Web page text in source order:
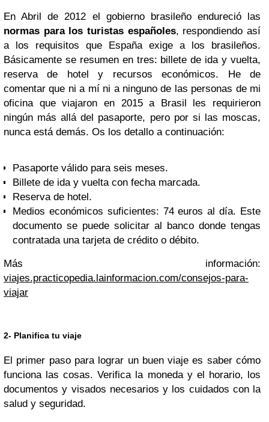
En Abril de 2012 el gobierno brasileño endureció las
normas para los turistas españoles, respondiendo así
a los requisitos que España exige a los brasileños.
Básicamente se resumen en tres: billete de ida y vuelta,
reserva de hotel y recursos económicos. He de
comentar que ni a mí ni a ninguno de las personas de mi
oficina que viajaron en 2015 a Brasil les requirieron
ningún más allá del pasaporte, pero por si las moscas,
nunca está demás. Os los detallo a continuación:
Pasaporte válido para seis meses.
Billete de ida y vuelta con fecha marcada.
Reserva de hotel.
Medios económicos suficientes: 74 euros al día. Este
documento se puede solicitar al banco donde tengas
contratada una tarjeta de crédito o débito.
Más información:
viajes.practicopedia.lainformacion.com/consejos-para-
viajar
2- Planifica tu viaje
El primer paso para lograr un buen viaje es saber cómo
funciona las cosas. Verifica la moneda y el horario, los
documentos y visados necesarios y los cuidados con la
salud y seguridad.